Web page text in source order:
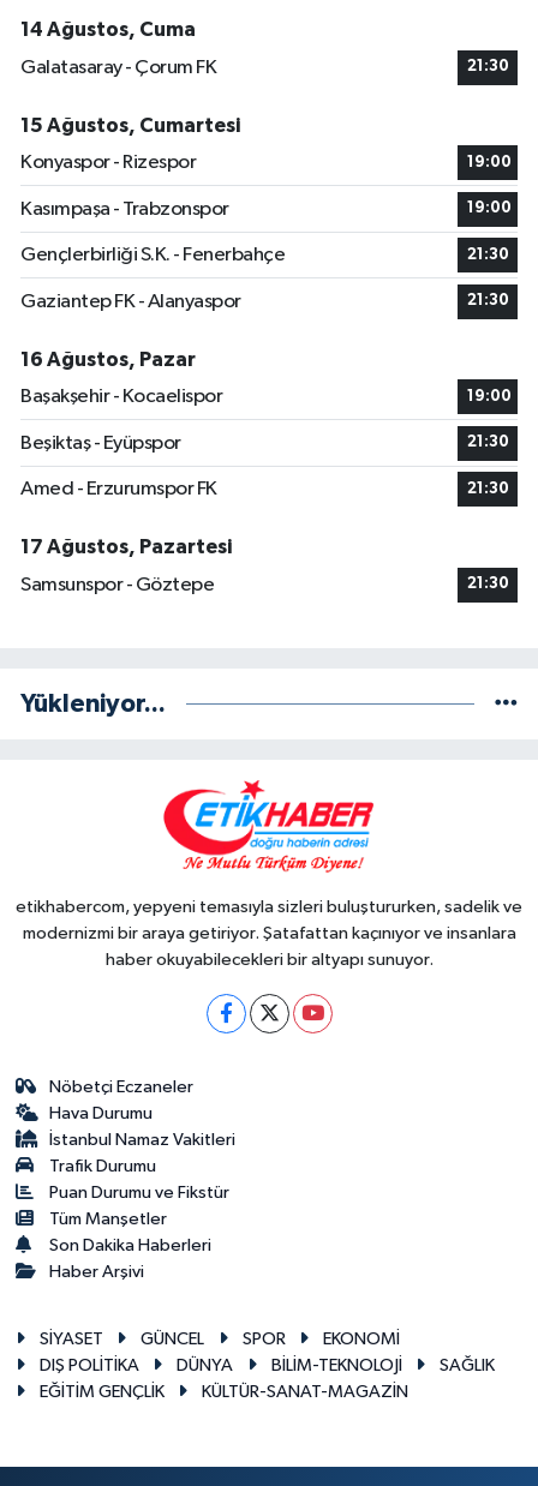
14 Ağustos, Cuma
Galatasaray - Çorum FK
21:30
15 Ağustos, Cumartesi
Konyaspor - Rizespor
19:00
Kasımpaşa - Trabzonspor 19:00
Gençlerbirliği S.K. - Fenerbahçe 21:30
Gaziantep FK - Alanyaspor 21:30
16 Ağustos, Pazar
Başakşehir - Kocaelispor
19:00
Beşiktaş - Eyüpspor 21:30
Amed - Erzurumspor FK 21:30
17 Ağustos, Pazartesi
Samsunspor - Göztepe
21:30
Yükleniyor...
etikhabercom, yepyeni temasıyla sizleri buluştururken, sadelik ve
modernizmi bir araya getiriyor. Şatafattan kaçınıyor ve insanlara
haber okuyabilecekleri bir altyapı sunuyor.
Nöbetçi Eczaneler
Hava Durumu
İstanbul Namaz Vakitleri
Trafik Durumu
Puan Durumu ve Fikstür
Tüm Manşetler
Son Dakika Haberleri
Haber Arşivi
SİYASET GÜNCEL SPOR
EKONOMİ
DIŞ POLİTİKA
DÜNYA BİLİM-TEKNOLOJİ
SAĞLIK
EĞİTİM GENÇLİK
KÜLTÜR-SANAT-MAGAZİN